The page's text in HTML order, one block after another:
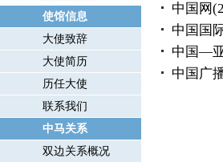
使馆信息
大使致辞
大使简历
历任大使
联系我们
中马关系
双边关系概况
中国网
中国国
中国—
中国广